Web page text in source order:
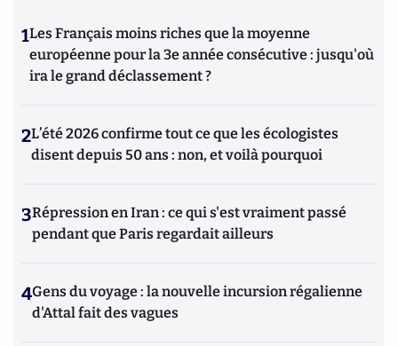
1Les Français moins riches que la moyenne
européenne pour la 3e année consécutive : jusqu'où
ira le grand déclassement ?
2L’été 2026 confirme tout ce que les écologistes
disent depuis 50 ans : non, et voilà pourquoi
3Répression en Iran : ce qui s'est vraiment passé
pendant que Paris regardait ailleurs
4Gens du voyage : la nouvelle incursion régalienne
d'Attal fait des vagues